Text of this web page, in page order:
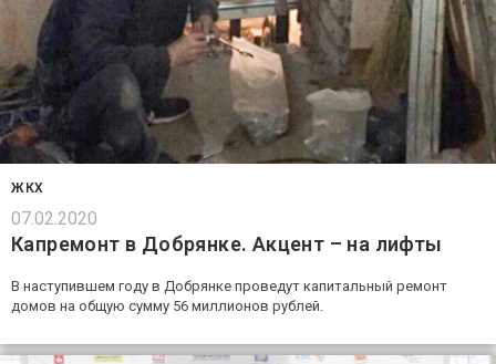
ЖКХ
07.02.2020
Капремонт в Добрянке. Акцент – на лифты
В наступившем году в Добрянке проведут капитальный ремонт
домов на общую сумму 56 миллионов рублей.